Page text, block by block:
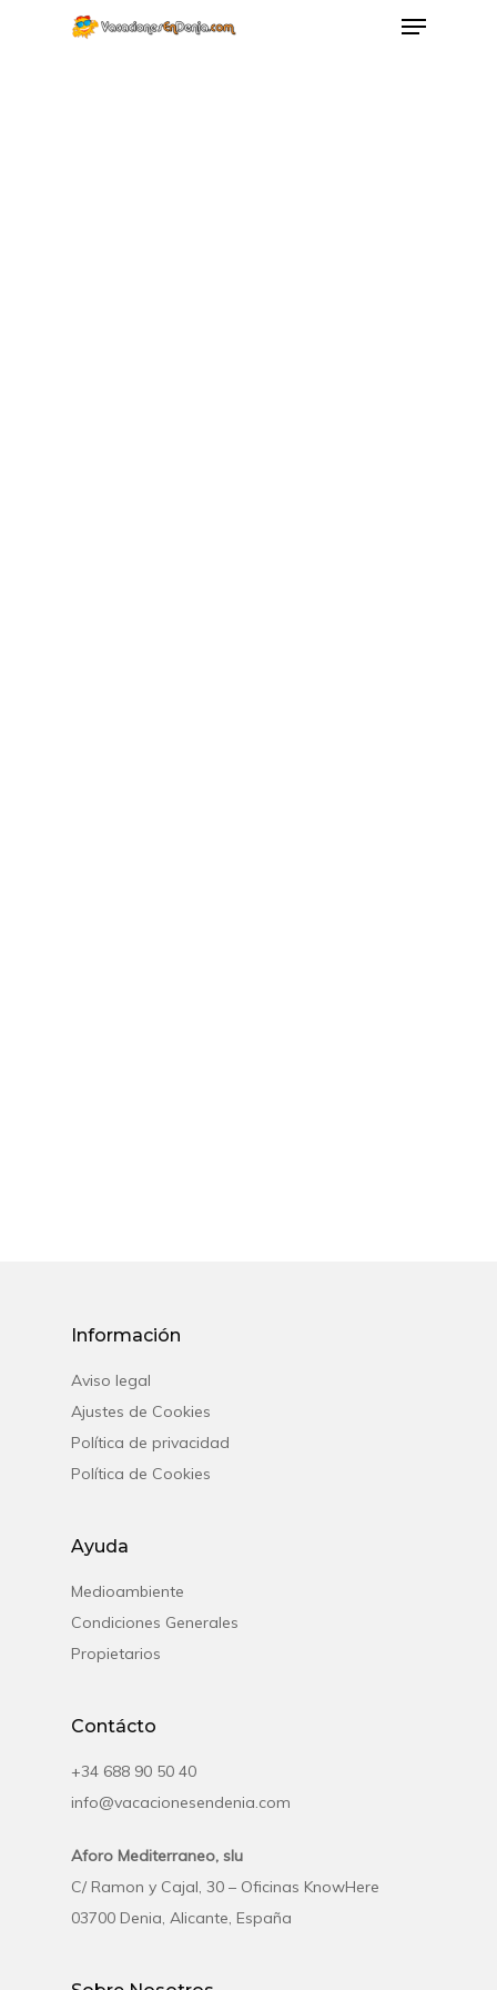
Información
Aviso legal
Ajustes de Cookies
Política de privacidad
Política de Cookies
Ayuda
Medioambiente
Condiciones Generales
Propietarios
Contácto
+34 688 90 50 40
info@vacacionesendenia.com
Aforo Mediterraneo, slu
C/ Ramon y Cajal, 30 – Oficinas KnowHere
03700 Denia, Alicante, España